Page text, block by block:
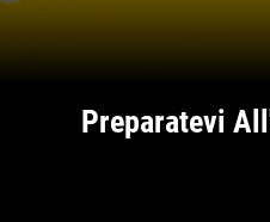
Preparatevi